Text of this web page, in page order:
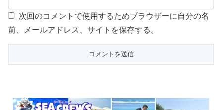
次回のコメントで使用するためブラウザーに自分の名
前、メールアドレス、サイトを保存する。